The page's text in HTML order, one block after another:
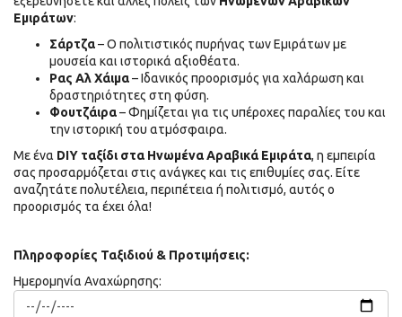
Εμιράτων:
Σάρτζα– Ο πολιτιστικός πυρήνας των Εμιράτων με
μουσεία και ιστορικά αξιοθέατα.
Ρας Αλ Χάιμα– Ιδανικός προορισμός για χαλάρωση και
δραστηριότητες στη φύση.
Φουτζάιρα– Φημίζεται για τις υπέροχες παραλίες του και
την ιστορική του ατμόσφαιρα.
Με ένα DIY ταξίδι στα Ηνωμένα Αραβικά Εμιράτα, η εμπειρία
σας προσαρμόζεται στις ανάγκες και τις επιθυμίες σας. Είτε
αναζητάτε πολυτέλεια, περιπέτεια ή πολιτισμό, αυτός ο
προορισμός τα έχει όλα!
Πληροφορίες Ταξιδιού & Προτιμήσεις:
Ημερομηνία Αναχώρησης: